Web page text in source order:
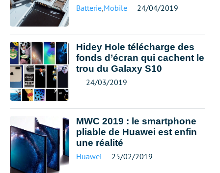
Batterie,Mobile 24/04/2019
Hidey Hole télécharge des
fonds d’écran qui cachent le
trou du Galaxy S10
24/03/2019
MWC 2019 : le smartphone
pliable de Huawei est enfin
une réalité
Huawei 25/02/2019